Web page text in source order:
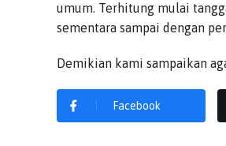
umum. Terhitung mulai
sementara sampai dengan
Demikian kami sampaikan
Facebook